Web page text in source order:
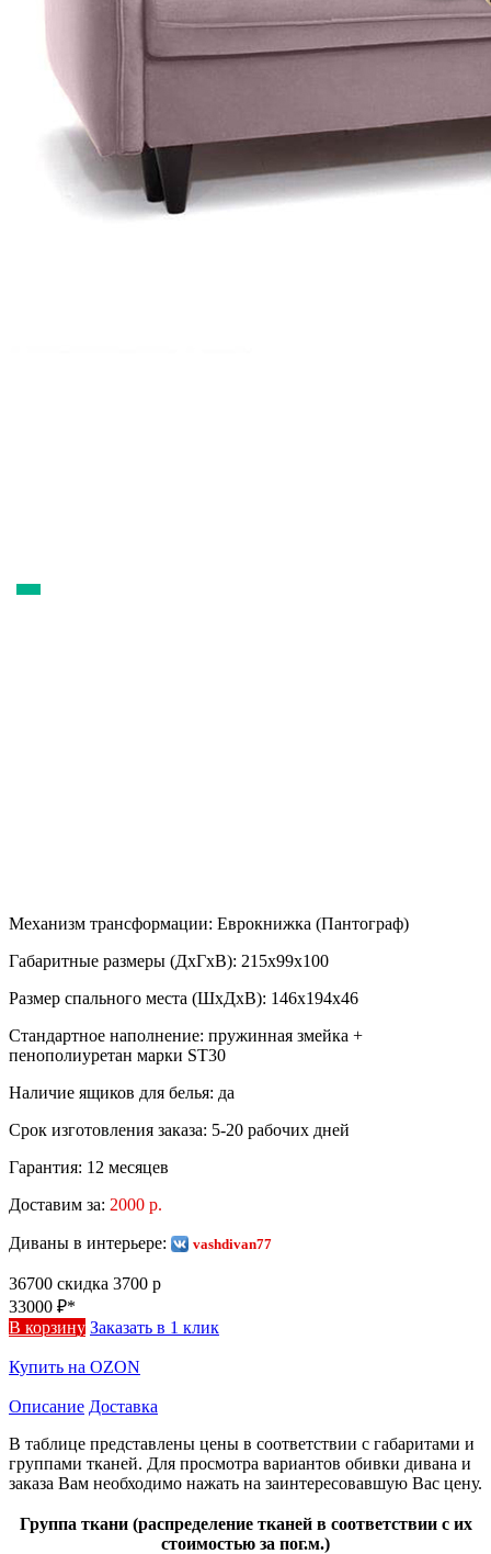
Механизм трансформации: Еврокнижка (Пантограф)
Габаритные размеры (ДхГхВ): 215х99х100
Размер спального места (ШхДхВ): 146х194х46
Стандартное наполнение: пружинная змейка +
пенополиуретан марки ST30
Наличие ящиков для белья: да
Срок изготовления заказа: 5-20 рабочих дней
Гарантия: 12 месяцев
Доставим за: 2000 р.
Диваны в интерьере: vashdivan77
36700 скидка 3700 р
33000 ₽*
В корзину Заказать в 1 клик
Купить на OZON
Описание Доставка
В таблице представлены цены в соответствии с габаритами и
группами тканей. Для просмотра вариантов обивки дивана и
заказа Вам необходимо нажать на заинтересовавшую Вас цену.
Группа ткани (распределение тканей в соответствии с их
стоимостью за пог.м.)